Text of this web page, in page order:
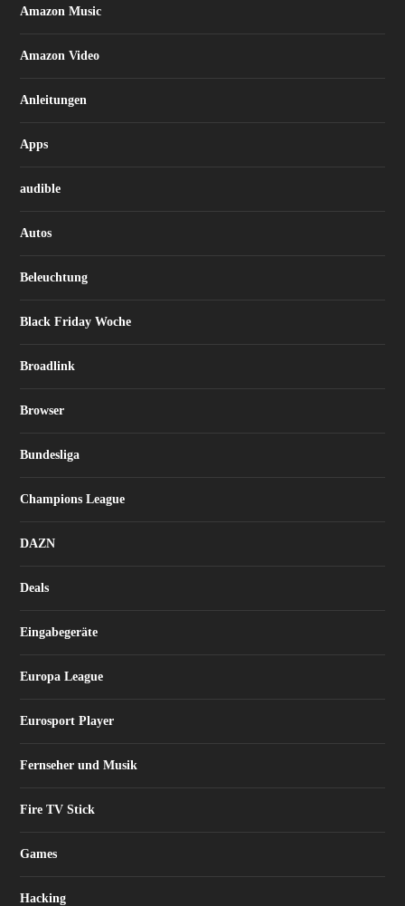
Amazon Music
Amazon Video
Anleitungen
Apps
audible
Autos
Beleuchtung
Black Friday Woche
Broadlink
Browser
Bundesliga
Champions League
DAZN
Deals
Eingabegeräte
Europa League
Eurosport Player
Fernseher und Musik
Fire TV Stick
Games
Hacking